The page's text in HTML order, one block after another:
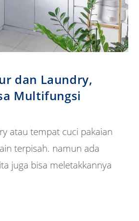
dan Laundry,
Multifungsi
atau tempat cuci pakaian
terpisah. namun ada
juga bisa meletakkannya